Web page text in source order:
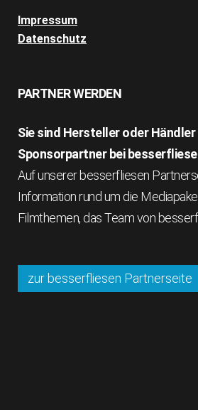
Impressum
Datenschutz
PARTNER WERDEN
Sie sind Hersteller oder
Sponsorpartner bei
Auf unserer besserfliesen
Information rund um die
Filmthemen, das Team von
zur besserfliesen Partnerseite